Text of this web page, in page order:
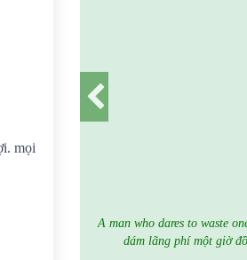
mọi
A man who dares to waste
dám lãng phí một giờ